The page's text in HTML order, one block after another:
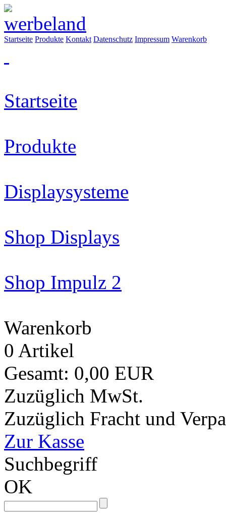
Startseite Produkte Kontakt Datenschutz Impressum Warenkorb
Startseite
Produkte
Displaysysteme
Shop Displays
Shop Impulz 2
Warenkorb
0 Artikel
Gesamt: 0,00 EUR
Zuzüglich MwSt.
Zuzüglich Fracht und
Zur Kasse
Suchbegriff
OK